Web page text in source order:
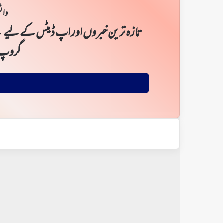
تازہ ترین خبروں اور اپ ڈیٹس کے